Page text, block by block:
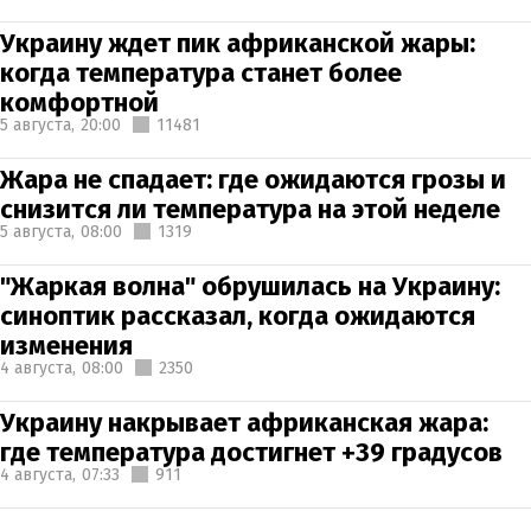
Украину ждет пик африканской жары:
когда температура станет более
комфортной
5 августа, 20:00 11481
Жара не спадает: где ожидаются грозы и
снизится ли температура на этой неделе
5 августа, 08:00 1319
"Жаркая волна" обрушилась на Украину:
синоптик рассказал, когда ожидаются
изменения
4 августа, 08:00 2350
Украину накрывает африканская жара:
где температура достигнет +39 градусов
4 августа, 07:33 911